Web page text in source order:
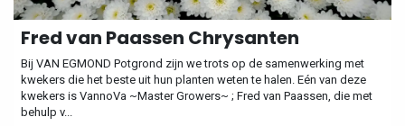
Fred van Paassen Chrysanten
Bij VAN EGMOND Potgrond zijn we trots op de samenwerking met
kwekers die het beste uit hun planten weten te halen. Eén van deze
kwekers is VannoVa ~Master Growers~ ; Fred van Paassen, die met
behulp v...